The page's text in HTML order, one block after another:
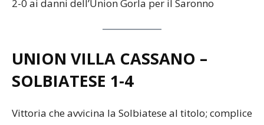
2-0 ai danni dell’Union Gorla per il Saronno
UNION VILLA CASSANO –
SOLBIATESE 1-4
Vittoria che avvicina la Solbiatese al titolo; complice